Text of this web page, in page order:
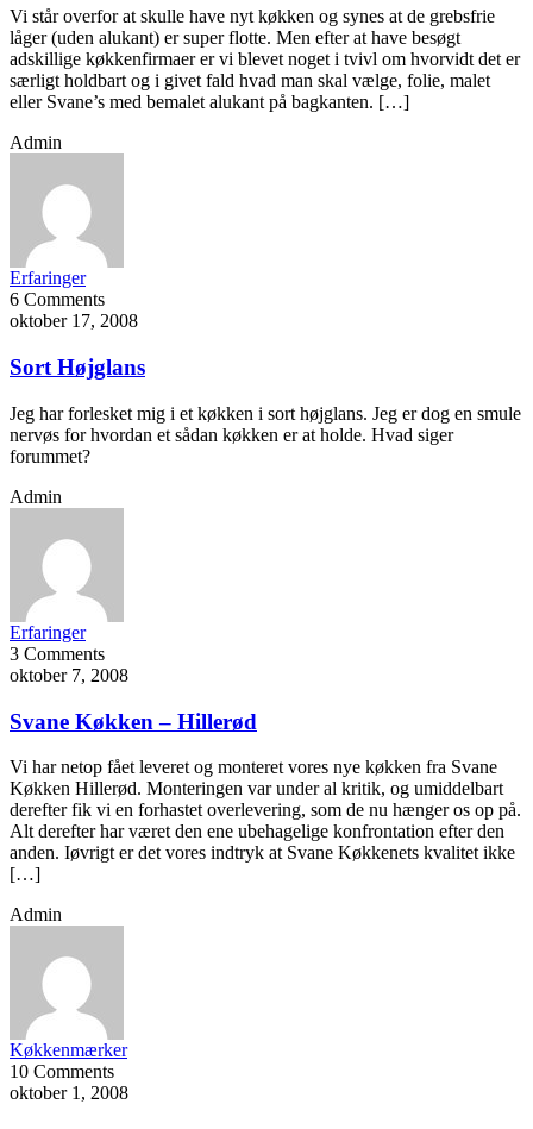
Vi står overfor at skulle have nyt køkken og synes at de grebsfrie
låger (uden alukant) er super flotte. Men efter at have besøgt
adskillige køkkenfirmaer er vi blevet noget i tvivl om hvorvidt det er
særligt holdbart og i givet fald hvad man skal vælge, folie, malet
eller Svane’s med bemalet alukant på bagkanten. […]
Admin
Erfaringer
6 Comments
oktober 17, 2008
Sort Højglans
Jeg har forlesket mig i et køkken i sort højglans. Jeg er dog en smule
nervøs for hvordan et sådan køkken er at holde. Hvad siger
forummet?
Admin
Erfaringer
3 Comments
oktober 7, 2008
Svane Køkken – Hillerød
Vi har netop fået leveret og monteret vores nye køkken fra Svane
Køkken Hillerød. Monteringen var under al kritik, og umiddelbart
derefter fik vi en forhastet overlevering, som de nu hænger os op på.
Alt derefter har været den ene ubehagelige konfrontation efter den
anden. Iøvrigt er det vores indtryk at Svane Køkkenets kvalitet ikke
[…]
Admin
Køkkenmærker
10 Comments
oktober 1, 2008